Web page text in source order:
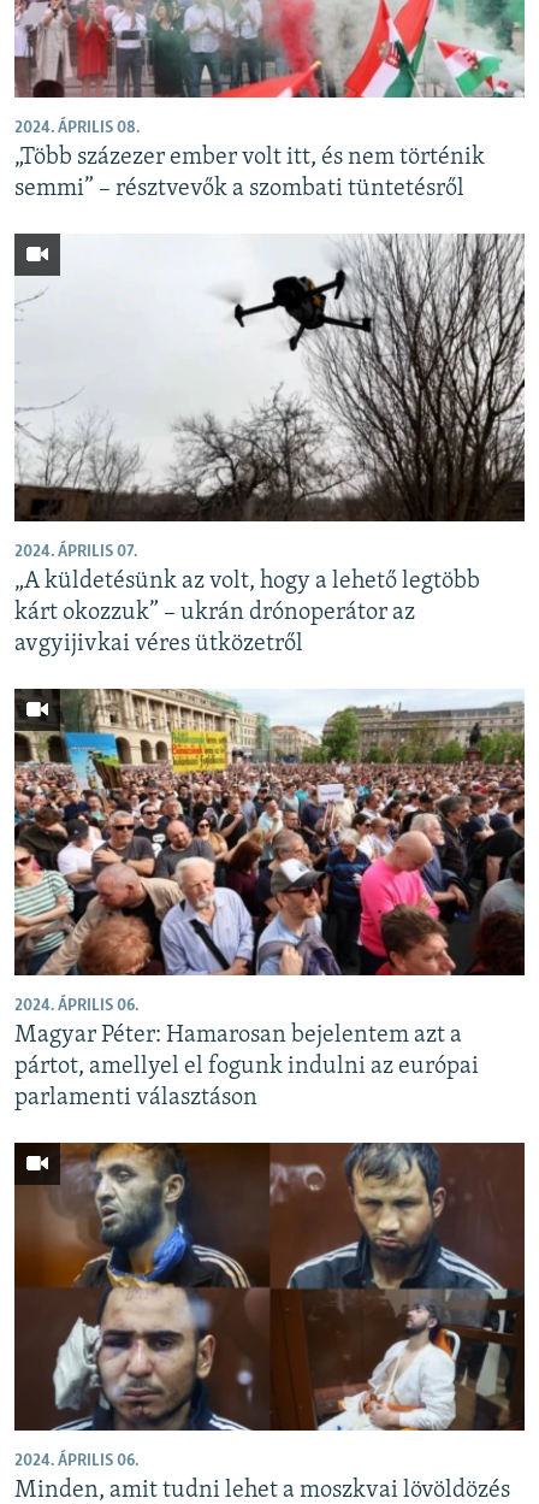
2024. ÁPRILIS 08.
„Több százezer ember volt itt, és nem történik
semmi” – résztvevők a szombati tüntetésről
2024. ÁPRILIS 07.
„A küldetésünk az volt, hogy a lehető legtöbb
kárt okozzuk” – ukrán drónoperátor az
avgyijivkai véres ütközetről
2024. ÁPRILIS 06.
Magyar Péter: Hamarosan bejelentem azt a
pártot, amellyel el fogunk indulni az európai
parlamenti választáson
2024. ÁPRILIS 06.
Minden, amit tudni lehet a moszkvai lövöldözés